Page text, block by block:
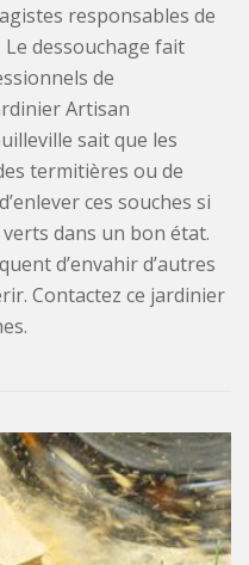
responsables de
dessouchage fait
de
Artisan
sait que les
termitières ou de
ces souches si
dans un bon état.
d’envahir d’autres
Contactez ce jardinier